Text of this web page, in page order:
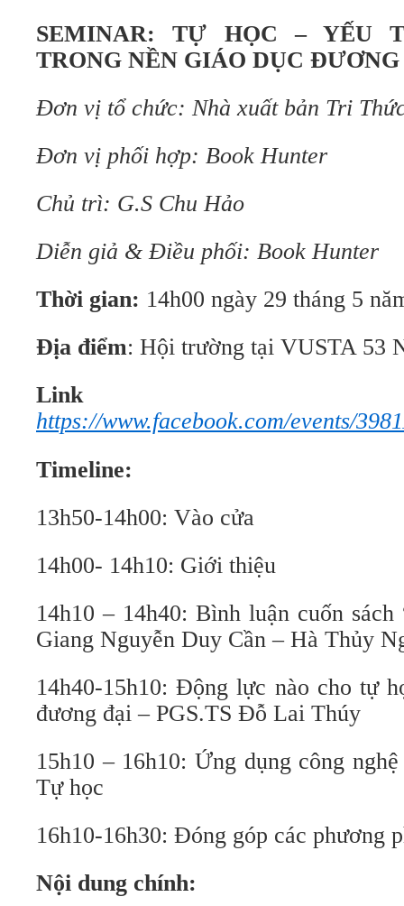
SEMINAR: TỰ HỌC – YẾU
TRONG NỀN GIÁO DỤC
Đơn vị tổ chức: Nhà xuất bản Tri
Đơn vị phối hợp: Book Hunter
Chủ trì: G.S Chu Hảo
Diễn giả & Điều phối: Book Hunter
Thời gian: 14h00 ngày 29 tháng 5
Địa điểm: Hội trường tại VUSTA 53
Link
https://www.facebook.com/events/
Timeline:
13h50-14h00: Vào cửa
14h00- 14h10: Giới thiệu
14h10 – 14h40: Bình luận cuốn
Giang Nguyễn Duy Cần – Hà Thủy
14h40-15h10: Động lực nào cho tự
đương đại – PGS.TS Đỗ Lai Thúy
15h10 – 16h10: Ứng dụng công
Tự học
16h10-16h30: Đóng góp các phương
Nội dung chính: